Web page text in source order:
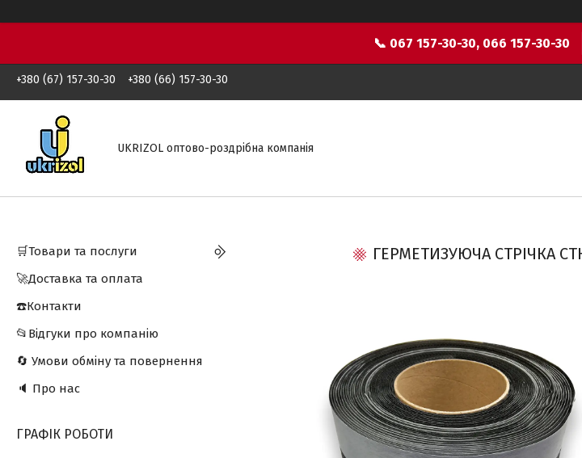
📞 067 157-30-30, 066 157-30-30
+380 (67) 157-30-30 +380 (66) 157-30-30
UKRIZOL оптово-роздрібна компанія
ГЕРМЕТИЗУЮЧА СТРІЧКА
🛒Товари та послуги
🚀Доставка та оплата
☎️Контакти
📂Відгуки про компанію
🔄 Умови обміну та повернення
🔈 Про нас
ГРАФІК РОБОТИ